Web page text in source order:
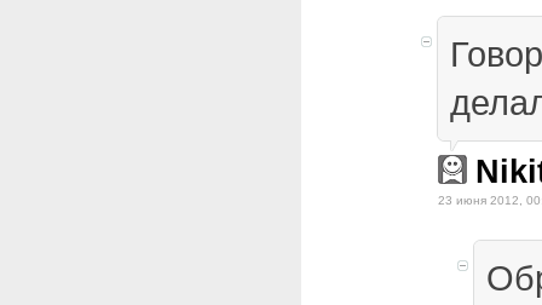
23 июня 2012,